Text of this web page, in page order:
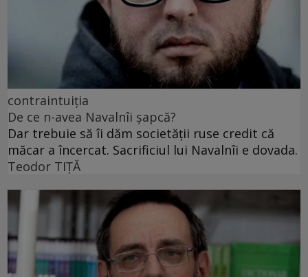
contraintuiția
De ce n-avea Navalnîi șapcă?
Dar trebuie să îi dăm societății ruse credit că
măcar a încercat. Sacrificiul lui Navalnîi e dovada.
Teodor TIŢĂ